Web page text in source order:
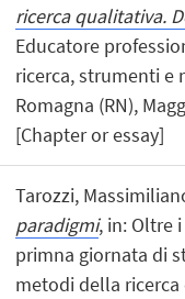
ricerca qualitativa.
Educatore
ricerca, strumenti e
Romagna (RN),
[Chapter or essay]
Tarozzi,
paradigmi, in: Oltre
primna giornata di
metodi della